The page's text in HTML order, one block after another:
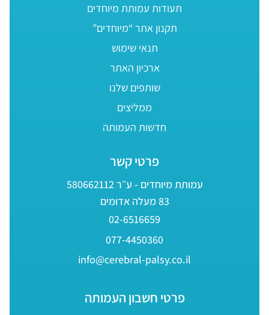
תעודות עמותת מיוחדים
תקנון אתר “מיוחדים”
תנאי שימוש
ארכיון האתר
שותפים שלנו
חדשות העמותה
פרטי קשר
עמותת מיוחדים - ע״ר 580662112
02-6516659
077-4450360
info@cerebral-palsy.co.il
פרטי חשבון העמותה